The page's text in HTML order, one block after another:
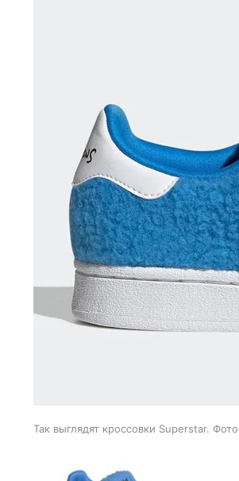
Так выглядят кроссовки Superstar.